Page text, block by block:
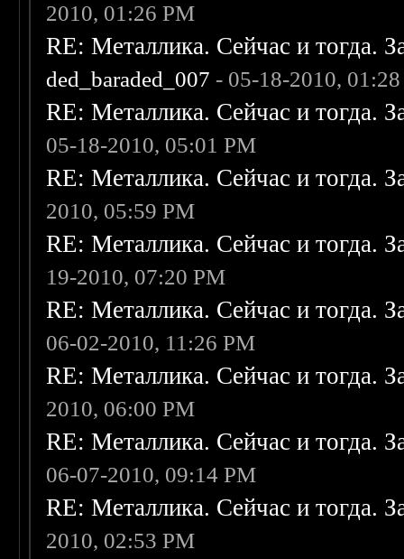
2010, 01:26 PM
RE: Металлика. Сейчас и тогда.
ded_baraded_007 - 05-18-2010,
RE: Металлика. Сейчас и тогда.
05-18-2010, 05:01 PM
RE: Металлика. Сейчас и тогда.
2010, 05:59 PM
RE: Металлика. Сейчас и тогда.
19-2010, 07:20 PM
RE: Металлика. Сейчас и тогда.
06-02-2010, 11:26 PM
RE: Металлика. Сейчас и тогда.
2010, 06:00 PM
RE: Металлика. Сейчас и тогда.
06-07-2010, 09:14 PM
RE: Металлика. Сейчас и тогда.
2010, 02:53 PM